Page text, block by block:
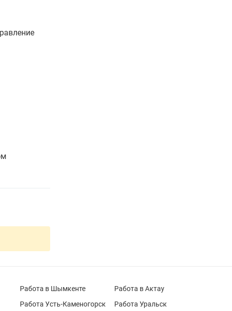
Работа в Шымкенте
Работа Усть-Каменогорск
Работа в Актау
Работа Уральск